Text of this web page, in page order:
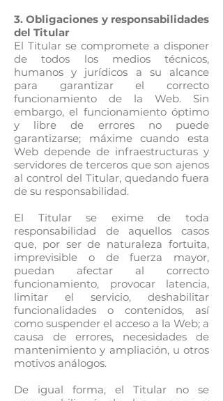
3. Obligaciones y responsabilidades
del Titular
El Titular se compromete a disponer
de todos los medios técnicos,
humanos y jurídicos a su alcance
para garantizar el correcto
funcionamiento de la Web. Sin
embargo, el funcionamiento óptimo
y libre de errores no puede
garantizarse; máxime cuando esta
Web depende de infraestructuras y
servidores de terceros que son ajenos
al control del Titular, quedando fuera
de su responsabilidad.
El Titular se exime de toda
responsabilidad de aquellos casos
que, por ser de naturaleza fortuita,
imprevisible o de fuerza mayor,
puedan afectar al correcto
funcionamiento, provocar latencia,
limitar el servicio, deshabilitar
funcionalidades o contenidos, así
como suspender el acceso a la Web; a
causa de errores, necesidades de
mantenimiento y ampliación, u otros
motivos análogos.
De igual forma, el Titular no se